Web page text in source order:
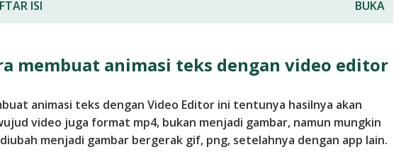
ISI BUKA
membuat animasi teks dengan video editor
animasi teks dengan Video Editor ini tentunya hasilnya akan
video juga format mp4, bukan menjadi gambar, namun mungkin
menjadi gambar bergerak gif, png, setelahnya dengan app lain.